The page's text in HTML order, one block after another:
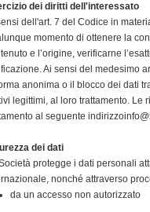
dei diritti dell'interessato
dell'art. 7 del Codice in
momento di ottenere la
e l’origine, verificarne
Ai sensi del medesimo
anonima o il blocco dei dati
legittimi, al loro trattamento. Le
al seguente indirizzo
dei dati
protegge i dati personali
nonché attraverso
da un accesso non autorizzato